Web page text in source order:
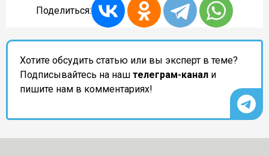
Поделиться:
Хотите обсудить статью или вы эксперт в теме?
Подписывайтесь на наш телеграм-канал и
пишите нам в комментариях!